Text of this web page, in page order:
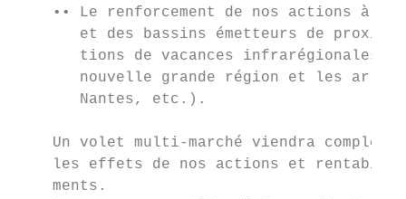
•• Le renforcement de nos actions à
et des bassins émetteurs de
tions de vacances infrarégionales
nouvelle grande région et les
       Nantes, etc.).
Un volet multi-marché viendra
les effets de nos actions et
    ments.